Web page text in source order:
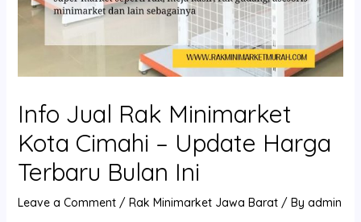
Info Jual Rak Minimarket
Kota Cimahi – Update Harga
Terbaru Bulan Ini
Leave a Comment / Rak Minimarket Jawa Barat/ By admin